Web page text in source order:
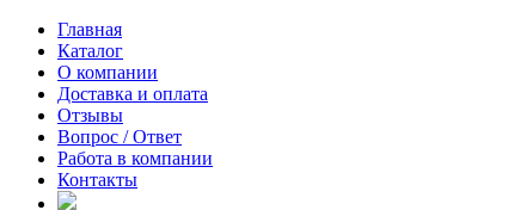
Главная
Каталог
О компании
Доставка и оплата
Отзывы
Вопрос / Ответ
Работа в компании
Контакты